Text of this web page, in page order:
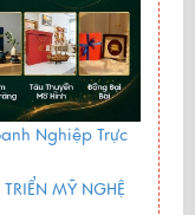
Nghiệp Trực
MỸ NGHỆ